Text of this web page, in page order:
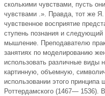
сколькими чувствами, пусть
чувствами .». Правда, тот же
чувственное восприятие
ступень познания и следующий
мышление. Преподавателю
занятиях по моделированию
использовать различные виды
картинную, объемную,
использовании этого
Роттердамского (1467— 1536).